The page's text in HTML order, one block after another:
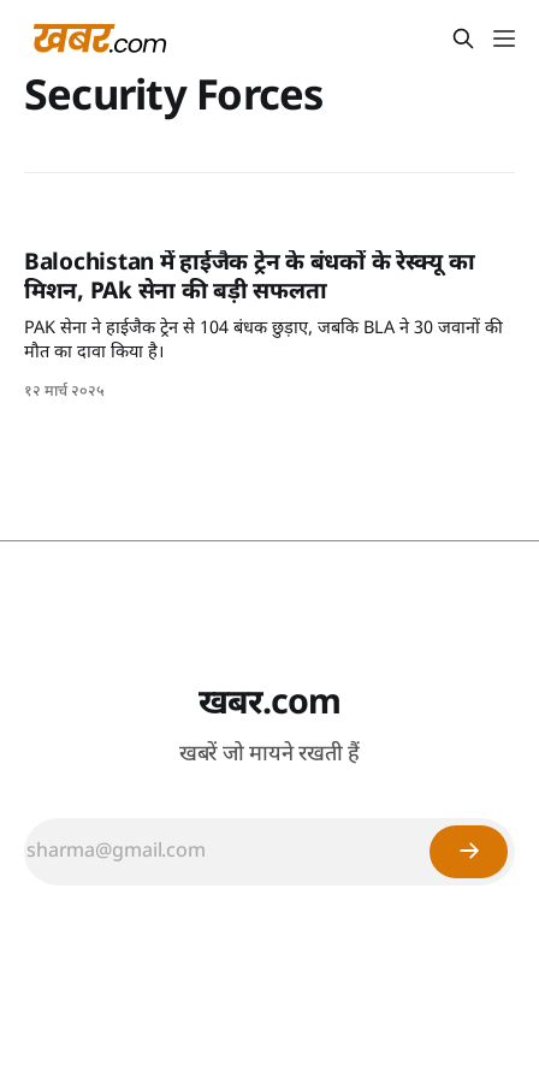
Security Forces
Balochistan में हाईजैक ट्रेन के बंधकों के रेस्क्यू का
मिशन, PAk सेना की बड़ी सफलता
PAK सेना ने हाईजैक ट्रेन से 104 बंधक छुड़ाए, जबकि BLA ने 30 जवानों की
मौत का दावा किया है।
१२ मार्च २०२५
खबर.com
खबरें जो मायने रखती हैं